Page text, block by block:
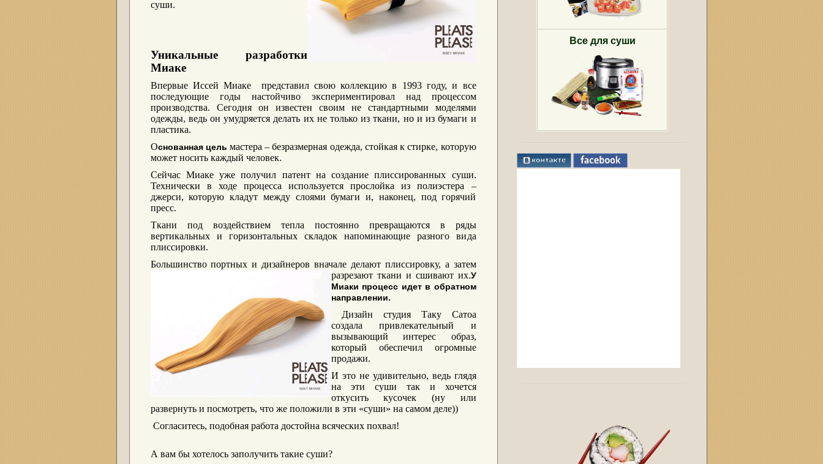
суши.
Уникальные разработки
Миаке
Впервые Иссей Миаке представил свою коллекцию в 1993 году, и все
последующие годы настойчиво экспериментировал над процессом
производства. Сегодня он известен своим не стандартными моделями
одежды, ведь он умудряется делать их не только из ткани, но и из бумаги и
пластика.
Основанная цель мастера – безразмерная одежда, стойкая к стирке, которую
может носить каждый человек.
Сейчас Миаке уже получил патент на создание плиссированных суши.
Технически в ходе процесса используется прослойка из полиэстера –
джерси, которую кладут между слоями бумаги и, наконец, под горячий
пресс.
Ткани под воздействием тепла постоянно превращаются в ряды
вертикальных и горизонтальных складок напоминающие разного вида
плиссировки.
Большинство портных и дизайнеров вначале делают плиссировку, а затем
разрезают ткани и сшивают их.У
Миаки процесс идет в обратном
направлении.
Дизайн студия Таку Сатоа
создала привлекательный и
вызывающий интерес образ,
который обеспечил огромные
продажи.
И это не удивительно, ведь глядя
на эти суши так и хочется
откусить кусочек (ну или
развернуть и посмотреть, что же положили в эти «суши» на самом деле))
Согласитесь, подобная работа достойна всяческих похвал!
А вам бы хотелось заполучить такие суши?
Все для суши